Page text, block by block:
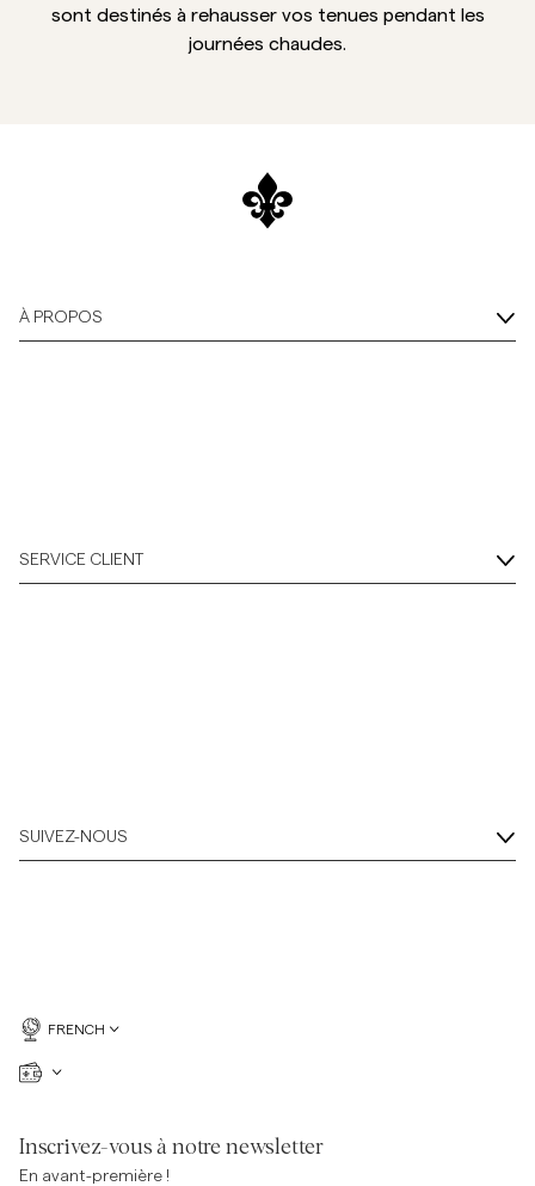
sont destinés à rehausser vos tenues pendant les
journées chaudes.
À PROPOS
SERVICE CLIENT
SUIVEZ-NOUS
FRENCH
Inscrivez-vous à notre newsletter
En avant-première !